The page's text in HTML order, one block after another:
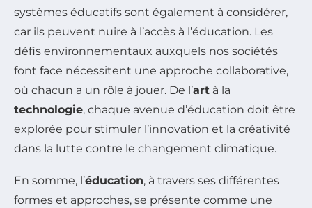
systèmes éducatifs sont également à considérer,
car ils peuvent nuire à l’accès à l’éducation. Les
défis environnementaux auxquels nos sociétés
font face nécessitent une approche collaborative,
où chacun a un rôle à jouer. De l’art à la
technologie, chaque avenue d’éducation doit être
explorée pour stimuler l’innovation et la créativité
dans la lutte contre le changement climatique.
En somme, l’éducation, à travers ses différentes
formes et approches, se présente comme une